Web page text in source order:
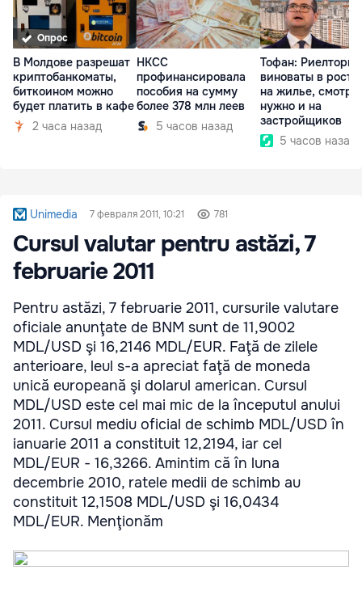
Опрос
В Молдове разрешат
криптобанкоматы,
биткоином можно
будет платить в кафе
2 часа назад
НКСС
профинансировала
пособия на сумму
более 378 млн леев
5 часов назад
Тофан: Риелторы
виноваты в росте
на жилье,
нужно и на
застройщиков
5 часов назад
Unimedia 7 февраля 2011, 10:21 781
Cursul valutar pentru astăzi, 7
februarie 2011
Pentru astăzi, 7 februarie 2011, cursurile valutare
oficiale anunţate de BNM sunt de 11,9002
MDL/USD şi 16,2146 MDL/EUR. Faţă de zilele
anterioare, leul s-a apreciat faţă de moneda
unică europeană şi dolarul american. Cursul
MDL/USD este cel mai mic de la începutul anului
2011. Cursul mediu oficial de schimb MDL/USD în
ianuarie 2011 a constituit 12,2194, iar cel
MDL/EUR - 16,3266. Amintim că în luna
decembrie 2010, ratele medii de schimb au
constituit 12,1508 MDL/USD şi 16,0434
MDL/EUR. Menţionăm